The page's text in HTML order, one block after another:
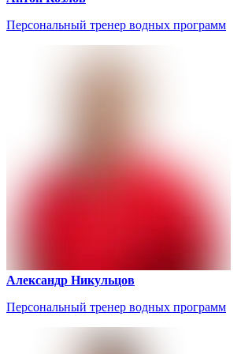
Персональный тренер водных программ
Александр Никульцов
Персональный тренер водных программ